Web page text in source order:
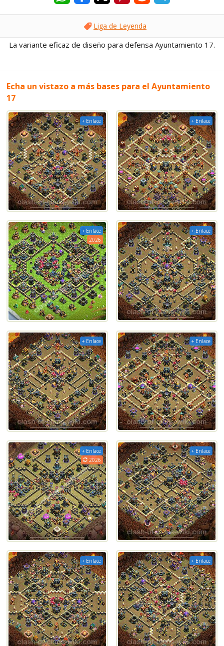
Liga de Leyenda
La variante eficaz de diseño para defensa Ayuntamiento 17.
Echa un vistazo a más bases para el Ayuntamiento
17
+ Enlace + Enlace
+ Enlace
2026
+ Enlace
+ Enlace + Enlace
+ Enlace
2026
+ Enlace
+ Enlace + Enlace